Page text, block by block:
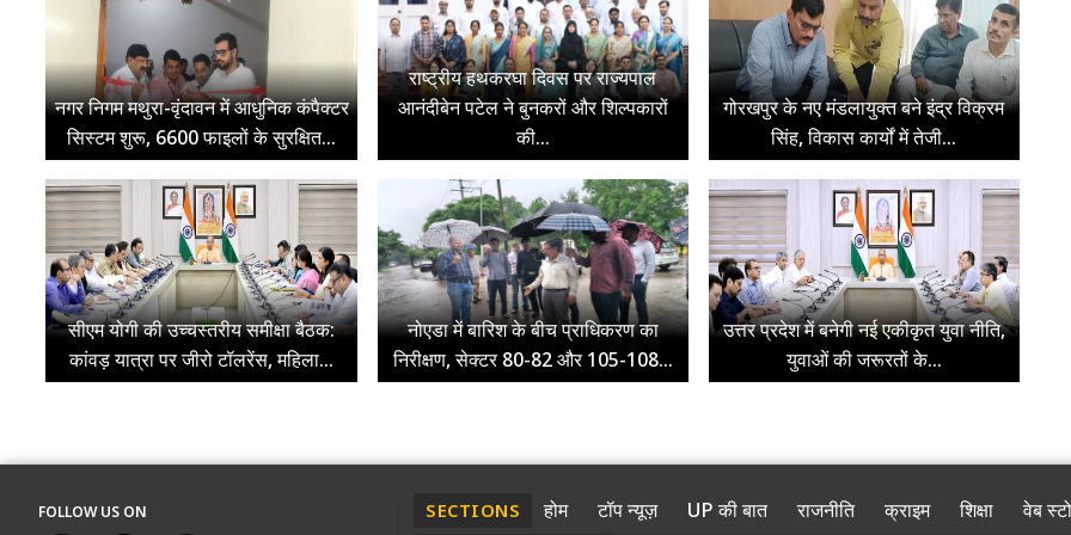
नगर निगम मथुरा-वृंदावन में आधुनिक कंपैक्टर
सिस्टम शुरू, 6600 फाइलों के सुरक्षित...
राष्ट्रीय हथकरघा दिवस पर राज्यपाल
आनंदीबेन पटेल ने बुनकरों और शिल्पकारों
की...
गोरखपुर के नए मंडलायुक्त बने इंद्र विक्रम
सिंह, विकास कार्यों में तेजी...
सीएम योगी की उच्चस्तरीय समीक्षा बैठक:
कांवड़ यात्रा पर जीरो टॉलरेंस, महिला...
नोएडा में बारिश के बीच प्राधिकरण का
निरीक्षण, सेक्टर 80-82 और 105-108...
उत्तर प्रदेश में बनेगी नई एकीकृत युवा नीति,
युवाओं की जरूरतों के...
FOLLOW US ON SECTIONS होम टॉप न्यूज़ UP की बात राजनीति क्राइम शिक्षा वेब